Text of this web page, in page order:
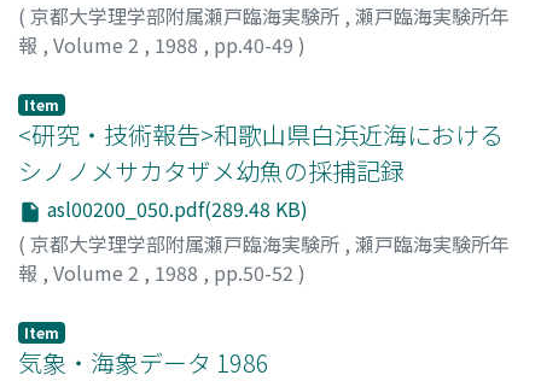
( 京都大学理学部附属瀬戸臨海実験所 , 瀬戸臨海実験所年
報 , Volume 2 , 1988 , pp.40-49 )
Item
<研究・技術報告>和歌山県白浜近海における
シノノメサカタザメ幼魚の採捕記録
asl00200_050.pdf(289.48 KB)
( 京都大学理学部附属瀬戸臨海実験所 , 瀬戸臨海実験所年
報 , Volume 2 , 1988 , pp.50-52 )
Item
気象・海象データ 1986